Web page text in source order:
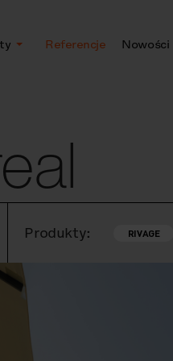
Referencje Nowości
Produkty: RIVAGE